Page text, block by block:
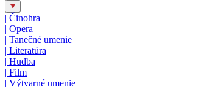
| Činohra
| Opera
| Tanečné umenie
| Literatúra
| Hudba
| Film
| Výtvarné umenie